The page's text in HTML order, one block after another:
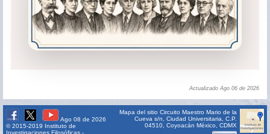
Actualizado Ago 06 de 2026
Ago 08 de 2026
© 2015-2019 Instituto de
Investigaciones Filosóficas -
Mapa del sitio Circuito Maestro Mario de la
Cueva s/n, Ciudad Universitaria, C.P.
04510, Coyoacán México, CDMX